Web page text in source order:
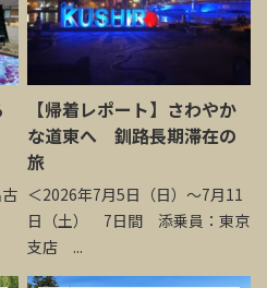
【帰着レポート】さわやか
な道東へ 釧路長期滞在の
旅
＜2026年7月5日（日）～7月11
日（土） 7日間 添乗員：東京
支店 ...